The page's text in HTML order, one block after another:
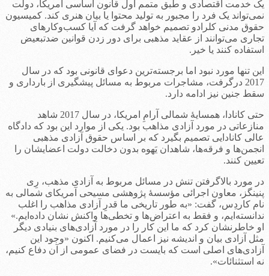
یک خدمت اقتصادی و طبق متمم اول قانون اساسی آمریکا، دولت
نمی‌تواند یک فرد را مجبور به تولید محتوا یا بیان هنری کند. کمیسیون
حقوق مدنی کلرادو تصمیم خواهد گرفت که آیا کسب‌وکارهای
تجاری می‌توانند از عقاید مذهبی برای دور زدن قوانین ضدتبعیض
استفاده کنند یا خیر.
این تنها مورد نبود اما برجسته‌ترین دعوای قانونی بود که در سال
2017 درگرفت، مشاجرات مربوط به مسائل پیشگیری از بارداری و
سقط جنین نیز ادامه دارد.
حتی کانادا، همسایۀ شمالی آرامِ امریکا، در سال 2017 شاهد
منازعاتی در مورد آزادی مذاهب بود. یکی از موارد این بود که دادگاه
عالی کانادایی تصمیم بگیرد که بر اساس حقوق آزادی مذهبی
انجمن‌ها و فرقه‌ها، شاهدان یَهوه بدون دخالت دولت اعضایشان را
تعیین کنند.
در مورد بالاگرفتن تنش در مسائل مربوط به آزادی مذهب، رِی
پنینگز، معاون اجرائی مؤسسۀ پژوهشی مسیحی آمریکای شمالی به
نام کاردِس، گفت: «به طور تاریخی ما قدرِ آزادی مذاهب را اغلب
ندانسته‌ایم، و فقط به اعتراض‌ها و تخطی‌ها واکنش نشان داده‌ایم.»
او خاطرنشان کرد که ما این کار را در مورد آزادی‌های بنیادی دیگر
مثل آزادی بیان و اندیشه نیز اعمال می‌کنیم. اکنون «وجود این
آزادی‌های اصلی است که بایست در فضای عمومی از آن دفاع کنیم،
نه استثنائات».